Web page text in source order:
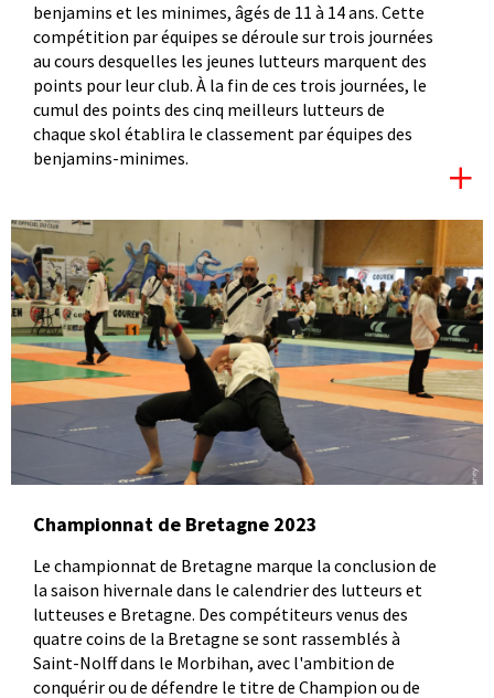
benjamins et les minimes, âgés de 11 à 14 ans. Cette
compétition par équipes se déroule sur trois journées
au cours desquelles les jeunes lutteurs marquent des
points pour leur club. À la fin de ces trois journées, le
cumul des points des cinq meilleurs lutteurs de
chaque skol établira le classement par équipes des
benjamins-minimes.
Championnat de Bretagne 2023
Le championnat de Bretagne marque la conclusion de
la saison hivernale dans le calendrier des lutteurs et
lutteuses e Bretagne. Des compétiteurs venus des
quatre coins de la Bretagne se sont rassemblés à
Saint-Nolff dans le Morbihan, avec l'ambition de
conquérir ou de défendre le titre de Champion ou de